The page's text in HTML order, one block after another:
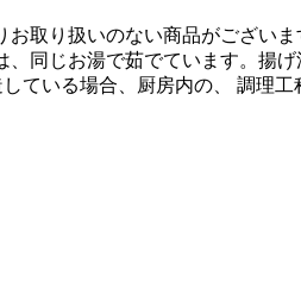
取り扱いのない商品がございま
同じお湯で茹でています。揚
ている場合、厨房内の、 調理